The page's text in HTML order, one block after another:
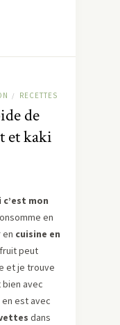
/ RECETTES
de
et kaki
c’est mon
en
en cuisine en
peut
et je trouve
avec
est avec
dans